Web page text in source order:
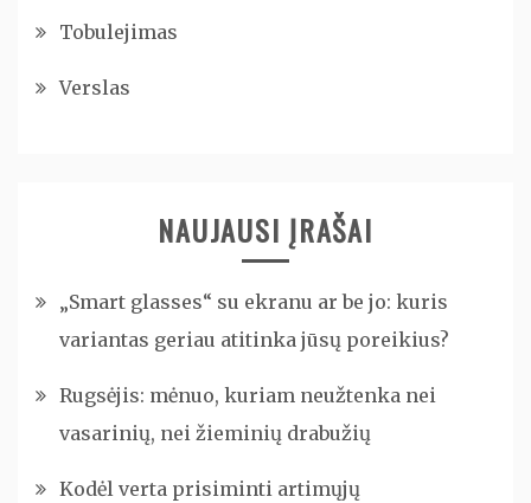
Tobulejimas
Verslas
NAUJAUSI ĮRAŠAI
„Smart glasses“ su ekranu ar be jo: kuris
variantas geriau atitinka jūsų poreikius?
Rugsėjis: mėnuo, kuriam neužtenka nei
vasarinių, nei žieminių drabužių
Kodėl verta prisiminti artimųjų